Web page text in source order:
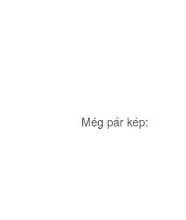
Még pár kép: